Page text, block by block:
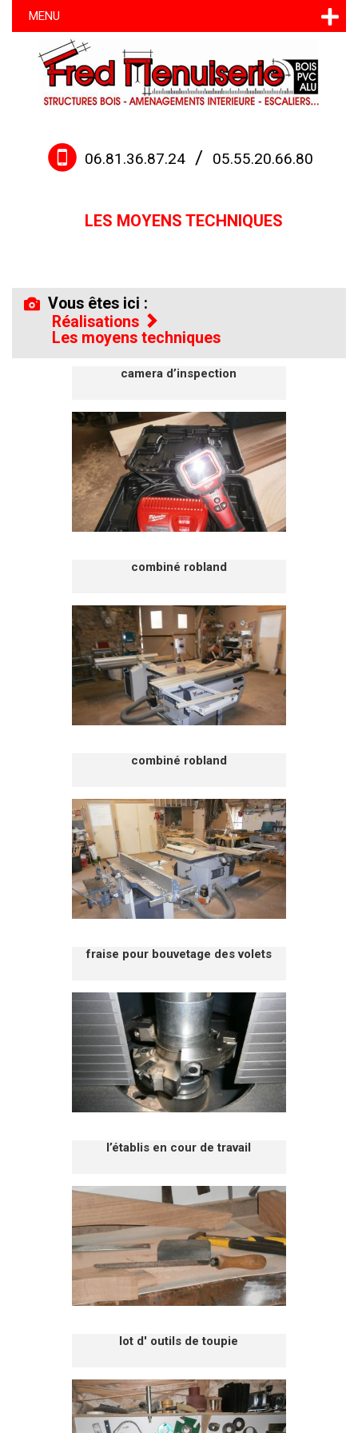
MENU
06.81.36.87.24 / 05.55.20.66.80
Vous êtes ici :
Réalisations
Les moyens techniques
camera d’inspection
combiné robland
combiné robland
fraise pour bouvetage des volets
l’établis en cour de travail
lot d' outils de toupie
LES MOYENS TECHNIQUES